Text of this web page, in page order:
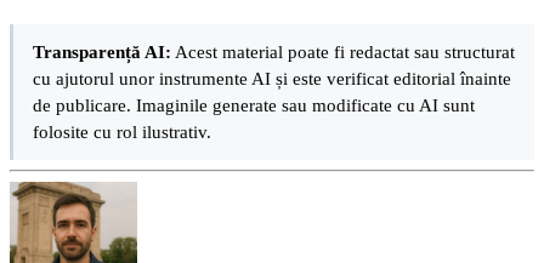
Transparență AI: Acest material poate fi redactat sau structurat
cu ajutorul unor instrumente AI și este verificat editorial înainte
de publicare. Imaginile generate sau modificate cu AI sunt
folosite cu rol ilustrativ.